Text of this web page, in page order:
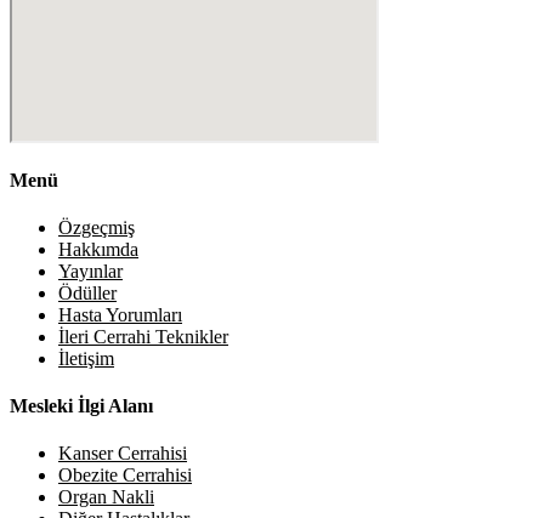
Menü
Özgeçmiş
Hakkımda
Yayınlar
Ödüller
Hasta Yorumları
İleri Cerrahi Teknikler
İletişim
Mesleki İlgi Alanı
Kanser Cerrahisi
Obezite Cerrahisi
Organ Nakli